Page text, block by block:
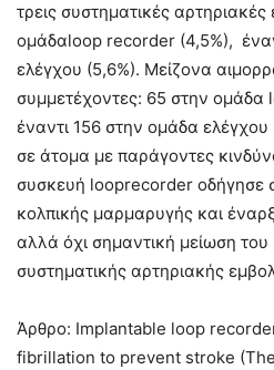
τρεις συστηματικές
ομάδαloop recorder (4,5%),
ελέγχου (5,6%). Μείζονα
συμμετέχοντες: 65 στην
έναντι 156 στην ομάδα
σε άτομα με παράγοντες
συσκευή looprecorder οδήγησε
κολπικής μαρμαρυγής και
αλλά όχι σημαντική μείωση
συστηματικής αρτηριακής
Άρθρο: Implantable loop
fibrillation to prevent stroke